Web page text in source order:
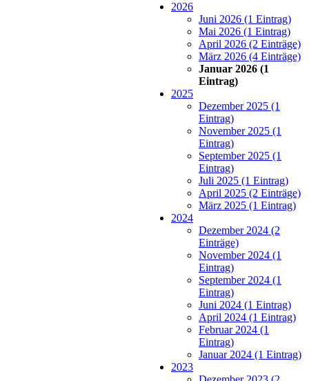
2026
Juni 2026 (1 Eintrag)
Mai 2026 (1 Eintrag)
April 2026 (2 Einträge)
März 2026 (4 Einträge)
Januar 2026 (1
Eintrag)
2025
Dezember 2025 (1
Eintrag)
November 2025 (1
Eintrag)
September 2025 (1
Eintrag)
Juli 2025 (1 Eintrag)
April 2025 (2 Einträge)
März 2025 (1 Eintrag)
2024
Dezember 2024 (2
Einträge)
November 2024 (1
Eintrag)
September 2024 (1
Eintrag)
Juni 2024 (1 Eintrag)
April 2024 (1 Eintrag)
Februar 2024 (1
Eintrag)
Januar 2024 (1 Eintrag)
2023